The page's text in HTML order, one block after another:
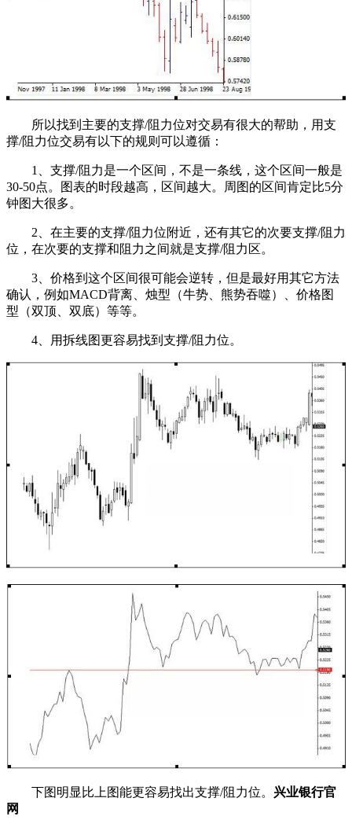
所以找到主要的支撑/阻力位对交易有很大的帮助，用支
撑/阻力位交易有以下的规则可以遵循：
1、支撑/阻力是一个区间，不是一条线，这个区间一般是
30-50点。图表的时段越高，区间越大。周图的区间肯定比5分
钟图大很多。
2、在主要的支撑/阻力位附近，还有其它的次要支撑/阻力
位，在次要的支撑和阻力之间就是支撑/阻力区。
3、价格到这个区间很可能会逆转，但是最好用其它方法
确认，例如MACD背离、烛型（牛势、熊势吞噬）、价格图
型（双顶、双底）等等。
4、用拆线图更容易找到支撑/阻力位。
下图明显比上图能更容易找出支撑/阻力位。 兴业银行官
网